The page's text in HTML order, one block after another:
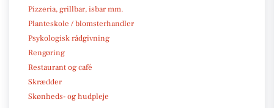
Pizzeria, grillbar, isbar mm.
Planteskole / blomsterhandler
Psykologisk rådgivning
Rengøring
Restaurant og café
Skrædder
Skønheds- og hudpleje